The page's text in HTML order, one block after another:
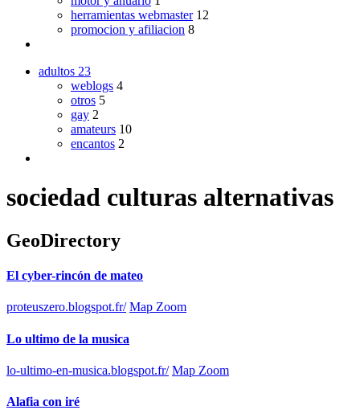
herramientas webmaster 12
promocion y afiliacion 8
adultos 23
weblogs 4
otros 5
gay 2
amateurs 10
encantos 2
sociedad culturas alternativas
GeoDirectory
El cyber-rincón de mateo
proteuszero.blogspot.fr/ Map Zoom
Lo ultimo de la musica
lo-ultimo-en-musica.blogspot.fr/ Map Zoom
Alafia con iré